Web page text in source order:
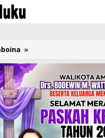
»
Survei:
IKM
Pemkot
Ambon
2025
Raih
Predikat
Baik